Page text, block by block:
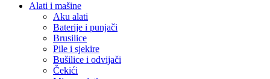
Alati i mašine
Aku alati
Baterije i punjači
Brusilice
Pile i sjekire
Bušilice i odvijači
Čekići